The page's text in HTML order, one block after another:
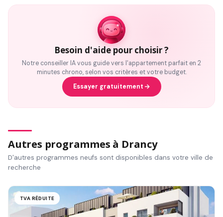
Besoin d'aide pour choisir ?
Notre conseiller IA vous guide vers l'appartement parfait en 2
minutes chrono, selon vos critères et votre budget.
Essayer gratuitement
Autres programmes à Drancy
D'autres programmes neufs sont disponibles dans votre ville de
recherche
TVA RÉDUITE